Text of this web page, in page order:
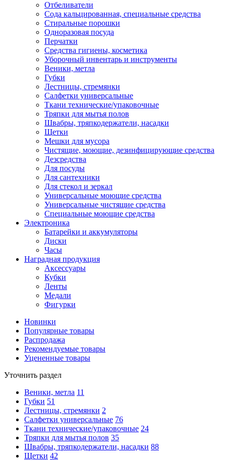
Отбеливатели
Сода кальцированная, специальные средства
Стиральные порошки
Одноразовая посуда
Перчатки
Средства гигиены, косметика
Уборочный инвентарь и инструменты
Веники, метла
Губки
Лестницы, стремянки
Салфетки универсальные
Ткани технические/упаковочные
Тряпки для мытья полов
Швабры, тряпкодержатели, насадки
Щетки
Мешки для мусора
Чистящие, моющие, дезинфицирующие средства
Дезсредства
Для посуды
Для сантехники
Для стекол и зеркал
Универсальные моющие средства
Универсальные чистящие средства
Специальные моющие средства
Электроника
Батарейки и аккумуляторы
Диски
Часы
Наградная продукция
Аксессуары
Кубки
Ленты
Медали
Фигурки
Новинки
Популярные товары
Распродажа
Рекомендуемые товары
Уцененные товары
Уточнить раздел
Веники, метла 11
Губки 51
Лестницы, стремянки 2
Салфетки универсальные 76
Ткани технические/упаковочные 24
Тряпки для мытья полов 35
Швабры, тряпкодержатели, насадки 88
Щетки 42